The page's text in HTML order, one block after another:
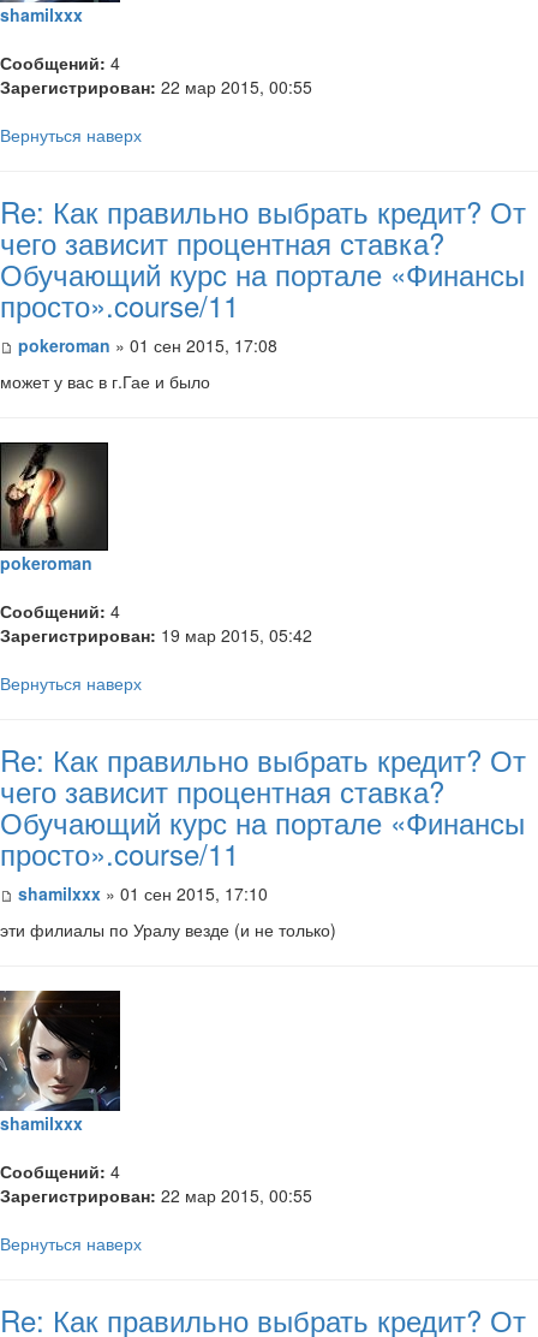
shamilxxx
Сообщений: 4
Зарегистрирован: 22 мар 2015, 00:55
Вернуться наверх
Re: Как правильно выбрать кредит? От
чего зависит процентная ставка?
Обучающий курс на портале «Финансы
просто».course/11
pokeroman » 01 сен 2015, 17:08
может у вас в г.Гае и было
pokeroman
Сообщений: 4
Зарегистрирован: 19 мар 2015, 05:42
Вернуться наверх
Re: Как правильно выбрать кредит? От
чего зависит процентная ставка?
Обучающий курс на портале «Финансы
просто».course/11
shamilxxx » 01 сен 2015, 17:10
эти филиалы по Уралу везде (и не только)
shamilxxx
Сообщений: 4
Зарегистрирован: 22 мар 2015, 00:55
Вернуться наверх
Re: Как правильно выбрать кредит? От